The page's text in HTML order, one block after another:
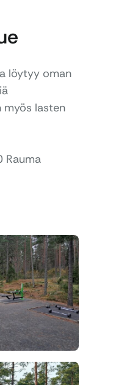
löytyy oman
myös lasten
Rauma